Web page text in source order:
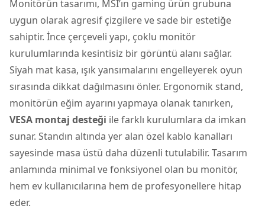
Monitörün tasarımı, MSI’ın gaming ürün grubuna
uygun olarak agresif çizgilere ve sade bir estetiğe
sahiptir. İnce çerçeveli yapı, çoklu monitör
kurulumlarında kesintisiz bir görüntü alanı sağlar.
Siyah mat kasa, ışık yansımalarını engelleyerek oyun
sırasında dikkat dağılmasını önler. Ergonomik stand,
monitörün eğim ayarını yapmaya olanak tanırken,
VESA montaj desteği ile farklı kurulumlara da imkan
sunar. Standın altında yer alan özel kablo kanalları
sayesinde masa üstü daha düzenli tutulabilir. Tasarım
anlamında minimal ve fonksiyonel olan bu monitör,
hem ev kullanıcılarına hem de profesyonellere hitap
eder.